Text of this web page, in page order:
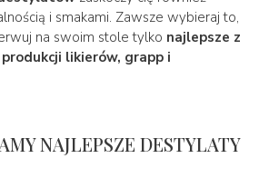
i smakami. Zawsze wybieraj to,
na swoim stole tylko najlepsze z
likierów, grapp i
NAJLEPSZE DESTYLATY